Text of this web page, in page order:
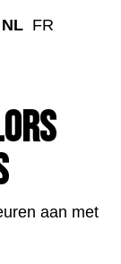
NL FR
aan met